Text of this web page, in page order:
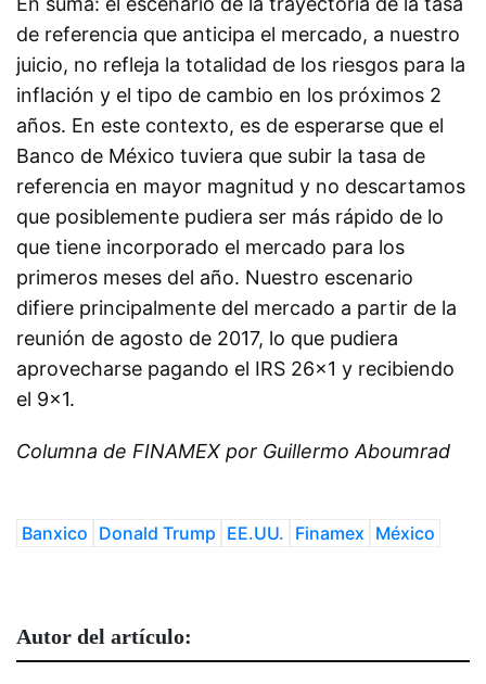
de referencia que anticipa el mercado, a nuestro
juicio, no refleja la totalidad de los riesgos para la
inflación y el tipo de cambio en los próximos 2
años. En este contexto, es de esperarse que el
Banco de México tuviera que subir la tasa de
referencia en mayor magnitud y no descartamos
que posiblemente pudiera ser más rápido de lo
que tiene incorporado el mercado para los
primeros meses del año. Nuestro escenario
difiere principalmente del mercado a partir de la
reunión de agosto de 2017, lo que pudiera
aprovecharse pagando el IRS 26×1 y recibiendo
el 9×1.
Columna de FINAMEX por Guillermo Aboumrad
Banxico Donald Trump EE.UU. Finamex México
Autor del artículo: